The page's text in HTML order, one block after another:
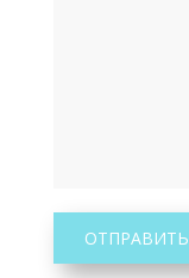
ОТПРАВИТЬ